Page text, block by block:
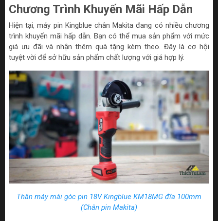
Chương Trình Khuyến Mãi Hấp Dẫn
Hiện tại, máy pin Kingblue chân Makita đang có nhiều chương
trình khuyến mãi hấp dẫn. Bạn có thể mua sản phẩm với mức
giá ưu đãi và nhận thêm quà tặng kèm theo. Đây là cơ hội
tuyệt vời để sở hữu sản phẩm chất lượng với giá hợp lý.
Thân máy mài góc pin 18V Kingblue KM18MG đĩa 100mm
(Chân pin Makita)